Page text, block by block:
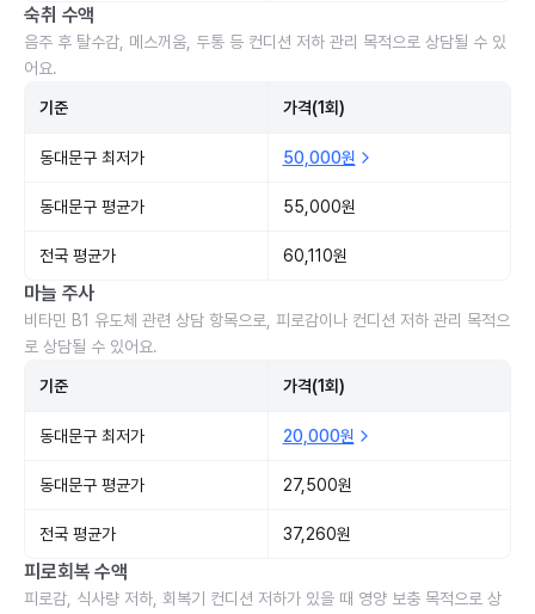
숙취 수액
음주 후 탈수감, 메스꺼움, 두통 등 컨디션 저하 관리 목적으로 상담될 수 있
어요.
기준 가격(1회)
동대문구 최저가 50,000원
동대문구 평균가 55,000원
전국 평균가 60,110원
마늘 주사
비타민 B1 유도체 관련 상담 항목으로, 피로감이나 컨디션 저하 관리 목적으
로 상담될 수 있어요.
기준 가격(1회)
동대문구 최저가 20,000원
동대문구 평균가 27,500원
전국 평균가 37,260원
피로회복 수액
피로감, 식사량 저하, 회복기 컨디션 저하가 있을 때 영양 보충 목적으로 상